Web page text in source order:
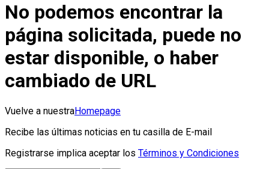
No podemos encontrar la
página solicitada, puede no
estar disponible, o haber
cambiado de URL
Vuelve a nuestraHomepage
Recibe las últimas noticias en tu casilla de E-mail
Registrarse implica aceptar los Términos y Condiciones